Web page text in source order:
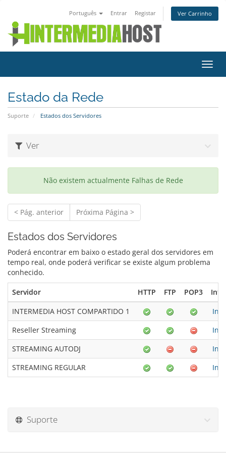
Português Entrar Registar Ver Carrinho
Estado da Rede
Suporte Estados dos Servidores
Ver
Não existem actualmente Falhas de Rede
< Pág. anterior Próxima Página >
Estados dos Servidores
Poderá encontrar em baixo o estado geral dos servidores em
tempo real, onde poderá verificar se existe algum problema
conhecido.
Servidor HTTP FTP POP3
INTERMEDIA HOST COMPARTIDO 1
Reseller Streaming
STREAMING AUTODJ
STREAMING REGULAR
Suporte